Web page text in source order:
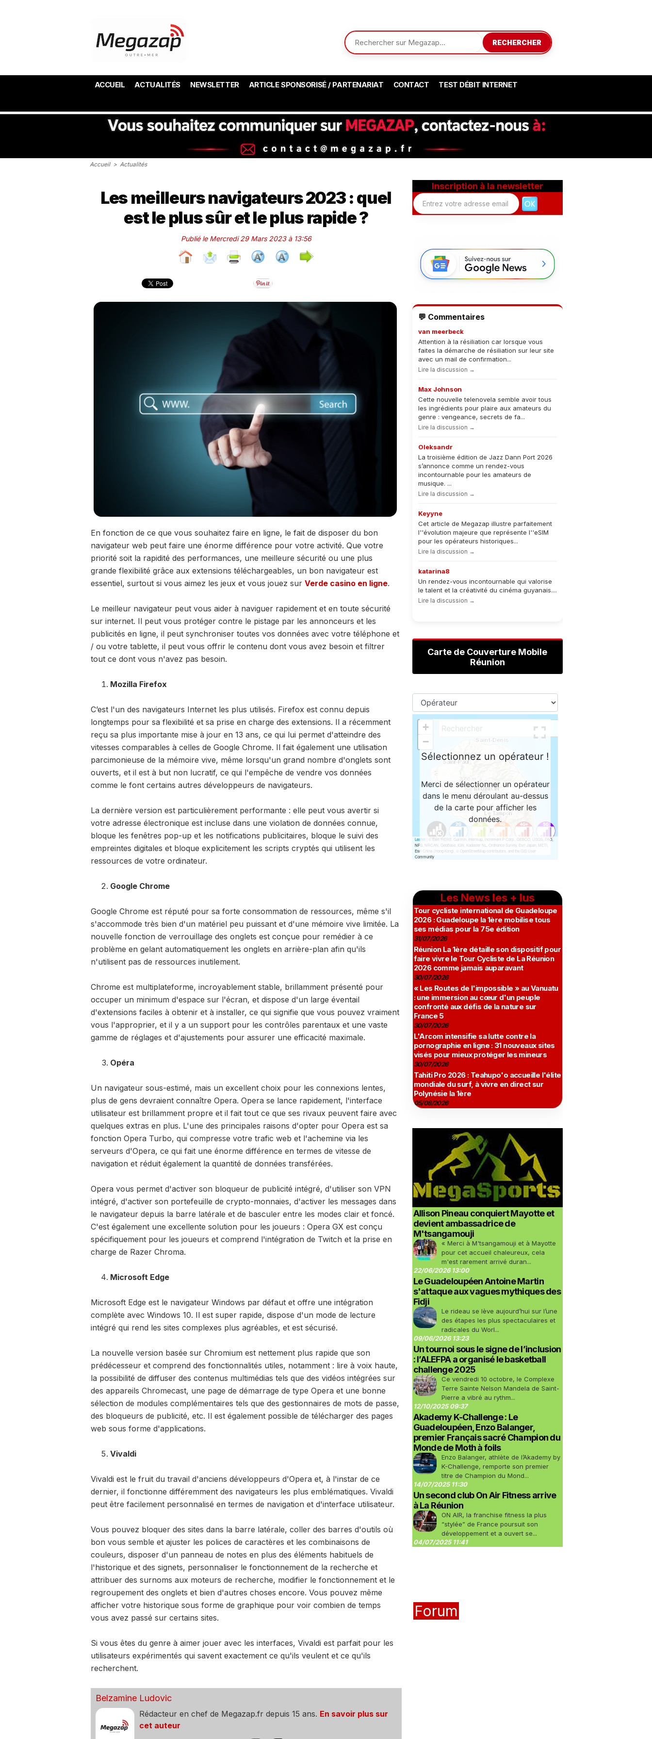
RECHERCHER
ACCUEIL ACTUALITÉS NEWSLETTER ARTICLE SPONSORISÉ / PARTENARIAT CONTACT TEST DÉBIT INTERNET
Accueil > Actualités
Les meilleurs navigateurs 2023 : quel
est le plus sûr et le plus rapide ?
Publié le Mercredi 29 Mars 2023 à 13:56
En fonction de ce que vous souhaitez faire en ligne, le fait de disposer du bon
navigateur web peut faire une énorme différence pour votre activité. Que votre
priorité soit la rapidité des performances, une meilleure sécurité ou une plus
grande flexibilité grâce aux extensions téléchargeables, un bon navigateur est
essentiel, surtout si vous aimez les jeux et vous jouez sur Verde casino en ligne.
Le meilleur navigateur peut vous aider à naviguer rapidement et en toute sécurité
sur internet. Il peut vous protéger contre le pistage par les annonceurs et les
publicités en ligne, il peut synchroniser toutes vos données avec votre téléphone et
/ ou votre tablette, il peut vous offrir le contenu dont vous avez besoin et filtrer
tout ce dont vous n'avez pas besoin.
Mozilla Firefox
C’est l'un des navigateurs Internet les plus utilisés. Firefox est connu depuis
longtemps pour sa flexibilité et sa prise en charge des extensions. Il a récemment
reçu sa plus importante mise à jour en 13 ans, ce qui lui permet d'atteindre des
vitesses comparables à celles de Google Chrome. Il fait également une utilisation
parcimonieuse de la mémoire vive, même lorsqu'un grand nombre d'onglets sont
ouverts, et il est à but non lucratif, ce qui l'empêche de vendre vos données
comme le font certains autres développeurs de navigateurs.
La dernière version est particulièrement performante : elle peut vous avertir si
votre adresse électronique est incluse dans une violation de données connue,
bloque les fenêtres pop-up et les notifications publicitaires, bloque le suivi des
empreintes digitales et bloque explicitement les scripts cryptés qui utilisent les
ressources de votre ordinateur.
Google Chrome
Google Chrome est réputé pour sa forte consommation de ressources, même s'il
s'accommode très bien d'un matériel peu puissant et d'une mémoire vive limitée. La
nouvelle fonction de verrouillage des onglets est conçue pour remédier à ce
problème en gelant automatiquement les onglets en arrière-plan afin qu'ils
n'utilisent pas de ressources inutilement.
Chrome est multiplateforme, incroyablement stable, brillamment présenté pour
occuper un minimum d'espace sur l'écran, et dispose d'un large éventail
d'extensions faciles à obtenir et à installer, ce qui signifie que vous pouvez vraiment
vous l'approprier, et il y a un support pour les contrôles parentaux et une vaste
gamme de réglages et d'ajustements pour assurer une efficacité maximale.
Opéra
Un navigateur sous-estimé, mais un excellent choix pour les connexions lentes,
plus de gens devraient connaître Opera. Opera se lance rapidement, l'interface
utilisateur est brillamment propre et il fait tout ce que ses rivaux peuvent faire avec
quelques extras en plus. L'une des principales raisons d'opter pour Opera est sa
fonction Opera Turbo, qui compresse votre trafic web et l'achemine via les
serveurs d'Opera, ce qui fait une énorme différence en termes de vitesse de
navigation et réduit également la quantité de données transférées.
Opera vous permet d'activer son bloqueur de publicité intégré, d'utiliser son VPN
intégré, d'activer son portefeuille de crypto-monnaies, d'activer les messages dans
le navigateur depuis la barre latérale et de basculer entre les modes clair et foncé.
C'est également une excellente solution pour les joueurs : Opera GX est conçu
spécifiquement pour les joueurs et comprend l'intégration de Twitch et la prise en
charge de Razer Chroma.
Microsoft Edge
Microsoft Edge est le navigateur Windows par défaut et offre une intégration
complète avec Windows 10. Il est super rapide, dispose d'un mode de lecture
intégré qui rend les sites complexes plus agréables, et est sécurisé.
La nouvelle version basée sur Chromium est nettement plus rapide que son
prédécesseur et comprend des fonctionnalités utiles, notamment : lire à voix haute,
la possibilité de diffuser des contenus multimédias tels que des vidéos intégrées sur
des appareils Chromecast, une page de démarrage de type Opera et une bonne
sélection de modules complémentaires tels que des gestionnaires de mots de passe,
des bloqueurs de publicité, etc. Il est également possible de télécharger des pages
web sous forme d'applications.
Vivaldi
Vivaldi est le fruit du travail d'anciens développeurs d'Opera et, à l'instar de ce
dernier, il fonctionne différemment des navigateurs les plus emblématiques. Vivaldi
peut être facilement personnalisé en termes de navigation et d'interface utilisateur.
Vous pouvez bloquer des sites dans la barre latérale, coller des barres d'outils où
bon vous semble et ajuster les polices de caractères et les combinaisons de
couleurs, disposer d'un panneau de notes en plus des éléments habituels de
l'historique et des signets, personnaliser le fonctionnement de la recherche et
attribuer des surnoms aux moteurs de recherche, modifier le fonctionnement et le
regroupement des onglets et bien d'autres choses encore. Vous pouvez même
afficher votre historique sous forme de graphique pour voir combien de temps
vous avez passé sur certains sites.
Si vous êtes du genre à aimer jouer avec les interfaces, Vivaldi est parfait pour les
utilisateurs expérimentés qui savent exactement ce qu'ils veulent et ce qu'ils
recherchent.
Belzamine Ludovic
Rédacteur en chef de Megazap.fr depuis 15 ans. En savoir plus sur
cet auteur
Inscription à la newsletter
💬 Commentaires
van meerbeck
Attention à la résiliation car lorsque vous
faites la démarche de résiliation sur leur site
avec un mail de confirmation...
Lire la discussion →
Max Johnson
Cette nouvelle telenovela semble avoir tous
les ingrédients pour plaire aux amateurs du
genre : vengeance, secrets de fa...
Lire la discussion →
Oleksandr
La troisième édition de Jazz Dann Port 2026
s’annonce comme un rendez-vous
incontournable pour les amateurs de
musique. ...
Lire la discussion →
Keyyne
Cet article de Megazap illustre parfaitement
l''évolution majeure que représente l''eSIM
pour les opérateurs historiques...
Lire la discussion →
katarina8
Un rendez-vous incontournable qui valorise
le talent et la créativité du cinéma guyanais....
Lire la discussion →
Carte de Couverture Mobile
Réunion
Les News les + lus
Tour cycliste international de Guadeloupe
2026 : Guadeloupe la 1ère mobilise tous
ses médias pour la 75e édition
31/07/2026
Réunion La 1ère détaille son dispositif pour
faire vivre le Tour Cycliste de La Réunion
2026 comme jamais auparavant
30/07/2026
« Les Routes de l'impossible » au Vanuatu
: une immersion au cœur d'un peuple
confronté aux défis de la nature sur
France 5
30/07/2026
L'Arcom intensifie sa lutte contre la
pornographie en ligne : 31 nouveaux sites
visés pour mieux protéger les mineurs
30/07/2026
Tahiti Pro 2026 : Teahupo'o accueille l'élite
mondiale du surf, à vivre en direct sur
Polynésie la 1ère
05/08/2026
Allison Pineau conquiert Mayotte et
devient ambassadrice de
M'tsangamouji
« Merci à M'tsangamouji et à Mayotte
pour cet accueil chaleureux, cela
m'est rarement arrivé duran...
22/06/2026 13:00
Le Guadeloupéen Antoine Martin
s'attaque aux vagues mythiques des
Fidji
Le rideau se lève aujourd’hui sur l’une
des étapes les plus spectaculaires et
radicales du Worl...
09/06/2026 13:23
Un tournoi sous le signe de l’inclusion
: l’ALEFPA a organisé le basketball
challenge 2025
Ce vendredi 10 octobre, le Complexe
Terre Sainte Nelson Mandela de Saint-
Pierre a vibré au rythm...
12/10/2025 09:37
Akademy K-Challenge : Le
Guadeloupéen, Enzo Balanger,
premier Français sacré Champion du
Monde de Moth à foils
Enzo Balanger, athlète de l’Akademy by
K-Challenge, remporte son premier
titre de Champion du Mond...
14/07/2025 11:30
Un second club On Air Fitness arrive
à La Réunion
ON AIR, la franchise fitness la plus
“stylée” de France poursuit son
développement et a ouvert se...
04/07/2025 11:41
Forum